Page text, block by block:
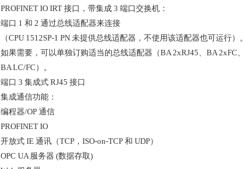
PROFINET IO IRT 接口，带集成 3 端口交换机：
端口 1 和 2 通过总线适配器来连接
（CPU 1512SP-1 PN 未提供总线适配器，不使用该适配器也可运行）。
如果需要，可以单独订购适当的总线适配器（BA 2xRJ45、BA 2xFC
BA LC/FC）。
端口 3 集成式 RJ45 接口
集成通信功能：
编程器/OP 通信
PROFINET IO
开放式 IE 通讯（TCP，ISO-on-TCP 和 UDP）
OPC UA 服务器 (数据存取)